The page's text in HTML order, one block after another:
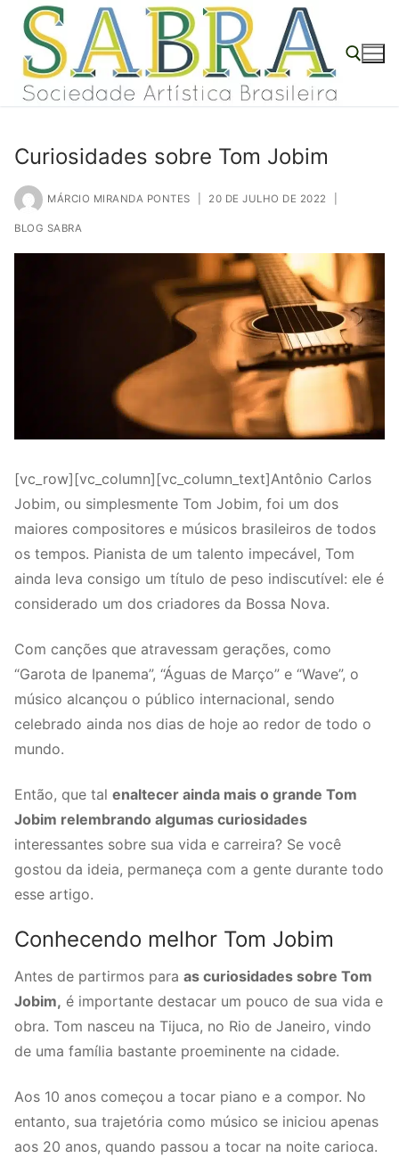
conteúdo
Pular
para
conteúdo
Curiosidades sobre Tom Jobim
MÁRCIO MIRANDA PONTES 20 DE JULHO DE 2022
BLOG SABRA
[vc_row][vc_column][vc_column_text]Antônio Carlos
Jobim, ou simplesmente Tom Jobim, foi um dos
maiores compositores e músicos brasileiros de todos
os tempos. Pianista de um talento impecável, Tom
ainda leva consigo um título de peso indiscutível: ele é
considerado um dos criadores da Bossa Nova.
Com canções que atravessam gerações, como
“Garota de Ipanema”, “Águas de Março” e “Wave”, o
músico alcançou o público internacional, sendo
celebrado ainda nos dias de hoje ao redor de todo o
mundo.
Então, que tal enaltecer ainda mais o grande Tom
Jobim relembrando algumas curiosidades
interessantes sobre sua vida e carreira? Se você
gostou da ideia, permaneça com a gente durante todo
esse artigo.
Conhecendo melhor Tom Jobim
Antes de partirmos para as curiosidades sobre Tom
Jobim, é importante destacar um pouco de sua vida e
obra. Tom nasceu na Tijuca, no Rio de Janeiro, vindo
de uma família bastante proeminente na cidade.
Aos 10 anos começou a tocar piano e a compor. No
entanto, sua trajetória como músico se iniciou apenas
aos 20 anos, quando passou a tocar na noite carioca.